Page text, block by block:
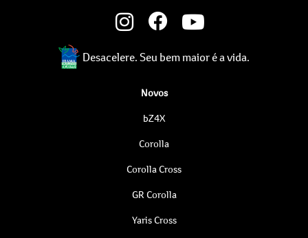
Desacelere. Seu bem maior é a vida.
Novos
bZ4X
Corolla
Corolla Cross
GR Corolla
Yaris Cross